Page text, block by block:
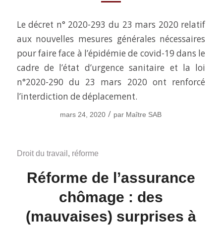
Le décret n° 2020-293 du 23 mars 2020 relatif
aux nouvelles mesures générales nécessaires
pour faire face à l’épidémie de covid-19 dans le
cadre de l’état d’urgence sanitaire et la loi
n°2020-290 du 23 mars 2020 ont renforcé
l’interdiction de déplacement.
mars 24, 2020 / par Maître SAB
Droit du travail , réforme
Réforme de l’assurance
chômage : des
(mauvaises) surprises à